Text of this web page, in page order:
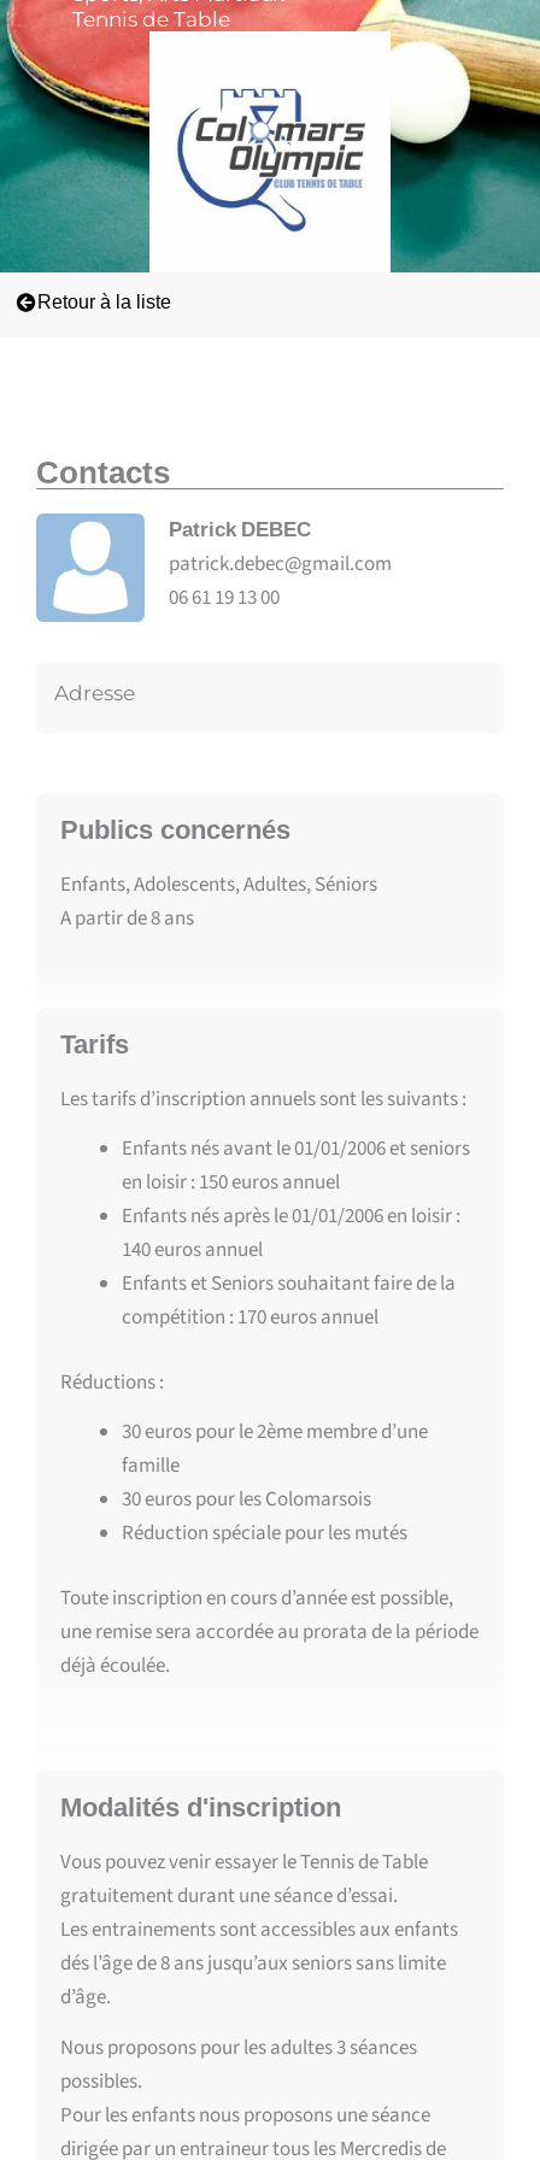
Tennis de Table
Retour à la liste
Contacts
Patrick DEBEC
patrick.debec@gmail.com
06 61 19 13 00
Adresse
Publics concernés
Enfants, Adolescents, Adultes, Séniors
A partir de8ans
Tarifs
Les tarifs d’inscription annuels sont les suivants :
Enfants nés avant le 01/01/2006 et seniors
en loisir : 150 euros annuel
Enfants nés après le 01/01/2006 en loisir :
140 euros annuel
Enfants et Seniors souhaitant faire de la
compétition : 170 euros annuel
Réductions :
30 euros pour le 2ème membre d’une
famille
30 euros pour les Colomarsois
Réduction spéciale pour les mutés
Toute inscription en cours d’année est possible,
une remise sera accordée au prorata de la période
déjà écoulée.
Modalités d'inscription
Vous pouvez venir essayer le Tennis de Table
gratuitement durant une séance d’essai.
Les entrainements sont accessibles aux enfants
dés l’âge de 8 ans jusqu’aux seniors sans limite
d’âge.
Nous proposons pour les adultes 3 séances
possibles.
Pour les enfants nous proposons une séance
dirigée par un entraineur tous les Mercredis de